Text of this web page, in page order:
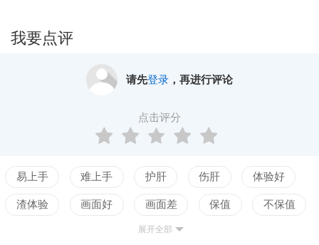
我要点评
请先登录，再进行评论
点击评分
易上手 难上手 护肝 伤肝 体验好
渣体验 画面好 画面差 保值 不保值
测试
展开全部